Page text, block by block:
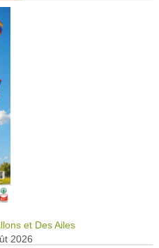
et Des Ailes
2026